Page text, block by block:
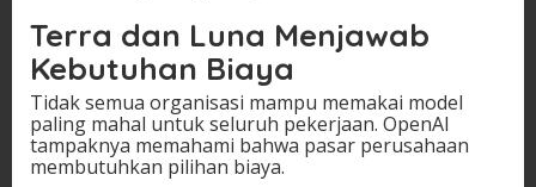
Terra dan Luna Menjawab
Kebutuhan Biaya
Tidak semua organisasi mampu memakai model
paling mahal untuk seluruh pekerjaan. OpenAI
tampaknya memahami bahwa pasar perusahaan
membutuhkan pilihan biaya.